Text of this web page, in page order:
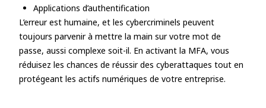
Applications d’authentification
L’erreur est humaine, et les cybercriminels peuvent
toujours parvenir à mettre la main sur votre mot de
passe, aussi complexe soit-il. En activant la MFA, vous
réduisez les chances de réussir des cyberattaques tout en
protégeant les actifs numériques de votre entreprise.